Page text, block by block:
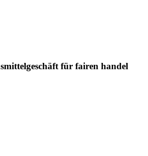
für fairen handel